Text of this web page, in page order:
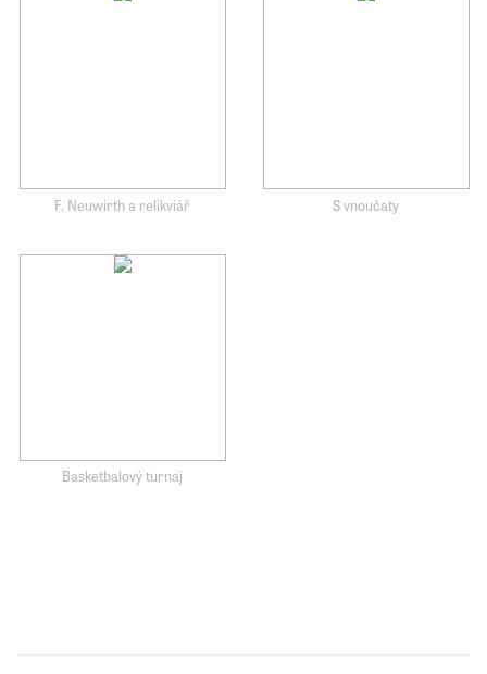
F. Neuwirth a relikviář S vnoučaty
Basketbalový turnaj